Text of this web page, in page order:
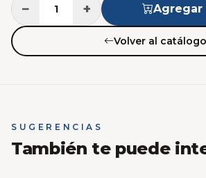
− + Agregar
Volver al catálogo
SUGERENCIAS
También te puede